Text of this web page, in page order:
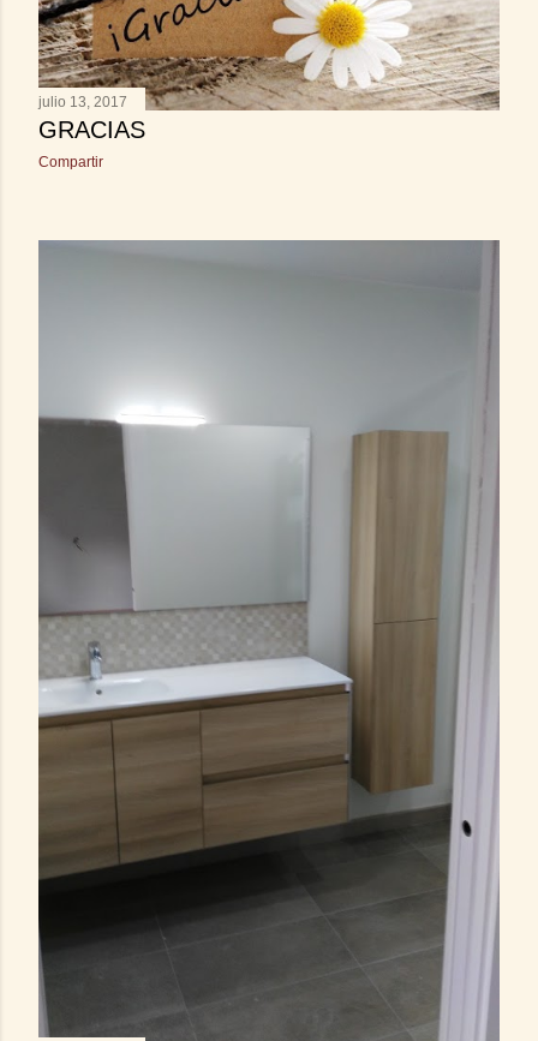
julio 13, 2017
GRACIAS
Compartir